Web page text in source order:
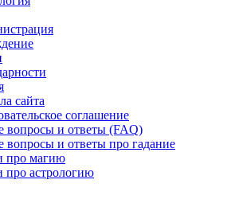
сайта
соглашение
вопросы и ответы (FAQ)
вопросы и ответы про гадание
про магию
про астрологию